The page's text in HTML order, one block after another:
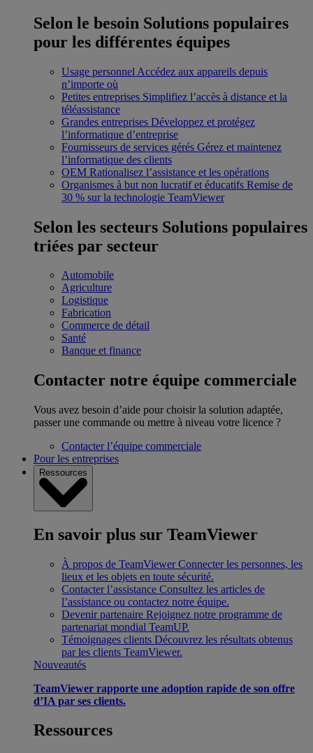
Selon le besoin Solutions populaires
pour les différentes équipes
Usage personnel Accédez aux appareils depuis
n’importe où
Petites entreprises Simplifiez l’accès à distance et la
téléassistance
Grandes entreprises Développez et protégez
l’informatique d’entreprise
Fournisseurs de services gérés Gérez et maintenez
l’informatique des clients
OEM Rationalisez l’assistance et les opérations
Organismes à but non lucratif et éducatifs Remise de
30 % sur la technologie TeamViewer
Selon les secteurs Solutions populaires
triées par secteur
Automobile
Agriculture
Logistique
Fabrication
Commerce de détail
Santé
Banque et finance
Contacter notre équipe commerciale
Vous avez besoin d’aide pour choisir la solution adaptée,
passer une commande ou mettre à niveau votre licence ?
Contacter l’équipe commerciale
Pour les entreprises
Ressources
En savoir plus sur TeamViewer
À propos de TeamViewer Connecter les personnes, les
lieux et les objets en toute sécurité.
Contacter l’assistance Consultez les articles de
l’assistance ou contactez notre équipe.
Devenir partenaire Rejoignez notre programme de
partenariat mondial TeamUP.
Témoignages clients Découvrez les résultats obtenus
par les clients TeamViewer.
Nouveautés
TeamViewer rapporte une adoption rapide de son offre
d’IA par ses clients.
Ressources